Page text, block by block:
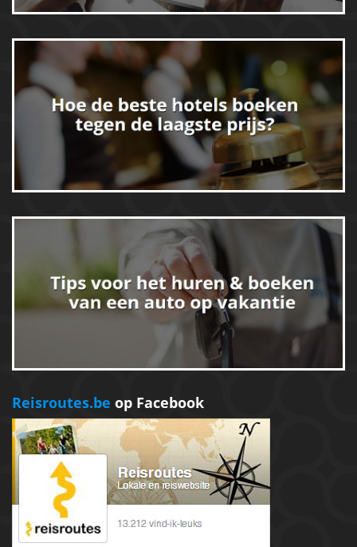
Reisroutes.be op Facebook